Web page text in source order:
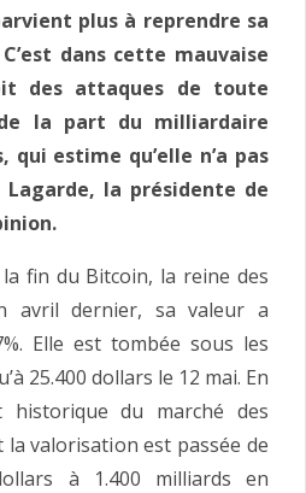
plus à reprendre sa
dans cette mauvaise
des attaques de toute
la part du milliardaire
qui estime qu’elle n’a pas
la présidente de
la fin du Bitcoin, la reine des
avril dernier, sa valeur a
Elle est tombée sous les
25.400 dollars le 12 mai. En
historique du marché des
valorisation est passée de
à 1.400 milliards en